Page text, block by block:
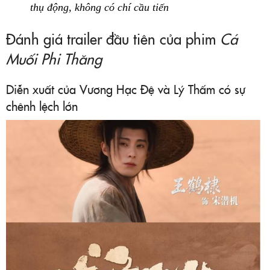
thụ động, không có chí cầu tiến
Đánh giá trailer đầu tiên của phim Cá
Muối Phi Thăng
Diễn xuất của Vương Hạc Đệ và Lý Thấm có sự
chênh lệch lớn